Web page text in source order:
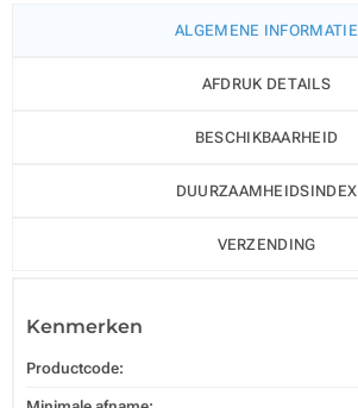
ALGEMENE INFORMATIE
AFDRUK DETAILS
BESCHIKBAARHEID
DUURZAAMHEIDSINDEX
VERZENDING
Kenmerken
Productcode: